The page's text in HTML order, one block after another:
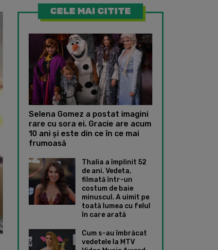
CELE MAI CITITE
Selena Gomez a postat imagini
rare cu sora ei. Gracie are acum
10 ani și este din ce în ce mai
frumoasă
Thalia a împlinit 52
de ani. Vedeta,
filmată într-un
costum de baie
minuscul. A uimit pe
toată lumea cu felul
în care arată
Cum s-au îmbrăcat
vedetele la MTV